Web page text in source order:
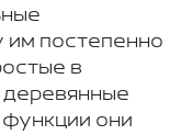
им постепенно
в
они